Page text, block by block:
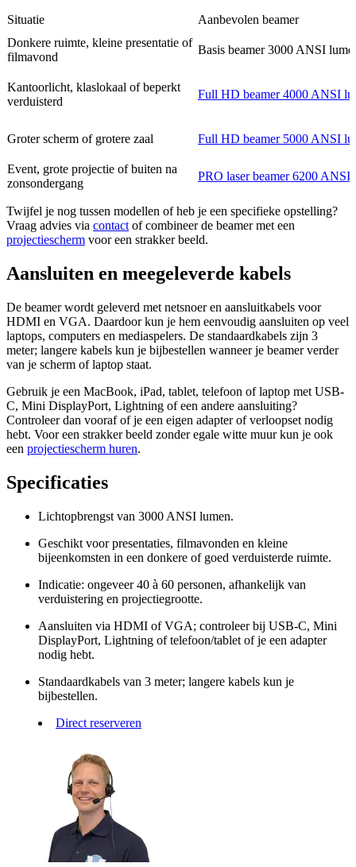
Situatie
Aanbevolen beamer
Donkere ruimte, kleine presentatie of
filmavond
Basis beamer 3000 ANSI
Kantoorlicht, klaslokaal of beperkt
verduisterd
Full HD beamer 4000 ANSI
Groter scherm of grotere zaal Full HD beamer 5000 ANSI
Event, grote projectie of buiten na
zonsondergang
PRO laser beamer 6200 ANSI
Twijfel je nog tussen modellen of heb je een specifieke opstelling?
Vraag advies via contact of combineer de beamer met een
projectiescherm voor een strakker beeld.
Aansluiten en meegeleverde kabels
De beamer wordt geleverd met netsnoer en aansluitkabels voor
HDMI en VGA. Daardoor kun je hem eenvoudig aansluiten op veel
laptops, computers en mediaspelers. De standaardkabels zijn 3
meter; langere kabels kun je bijbestellen wanneer je beamer verder
van je scherm of laptop staat.
Gebruik je een MacBook, iPad, tablet, telefoon of laptop met USB-
C, Mini DisplayPort, Lightning of een andere aansluiting?
Controleer dan vooraf of je een eigen adapter of verloopset nodig
hebt. Voor een strakker beeld zonder egale witte muur kun je ook
een projectiescherm huren.
Specificaties
Lichtopbrengst van 3000 ANSI lumen.
Geschikt voor presentaties, filmavonden en kleine
bijeenkomsten in een donkere of goed verduisterde ruimte.
Indicatie: ongeveer 40 à 60 personen, afhankelijk van
verduistering en projectiegrootte.
Aansluiten via HDMI of VGA; controleer bij USB-C, Mini
DisplayPort, Lightning of telefoon/tablet of je een adapter
nodig hebt.
Standaardkabels van 3 meter; langere kabels kun je
bijbestellen.
Direct reserveren